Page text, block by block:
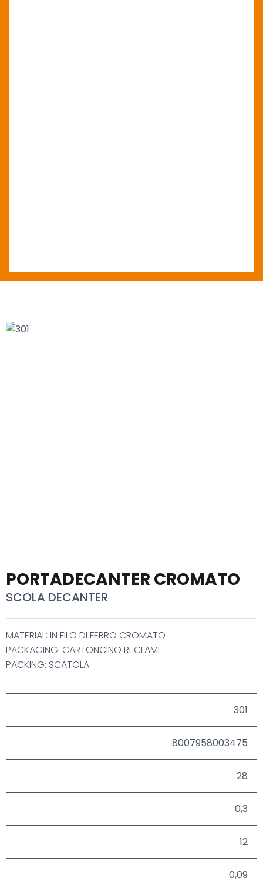
PORTADECANTER CROMATO
SCOLA DECANTER
MATERIAL: IN FILO DI FERRO CROMATO
PACKAGING: CARTONCINO RECLAME
PACKING: SCATOLA
301
8007958003475
28
0,3
12
0,09